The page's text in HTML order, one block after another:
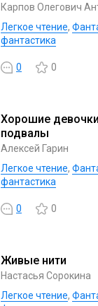
Карпов Олегович
Легкое чтение,
фантастика
0 0
Хорошие
подвалы
Алексей Гарин
Легкое чтение,
фантастика
0 0
Живые нити
Настасья Сорокина
Легкое чтение,